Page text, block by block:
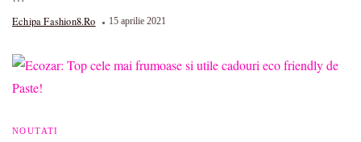
Echipa Fashion8.ro 15 aprilie 2021
NOUTATI